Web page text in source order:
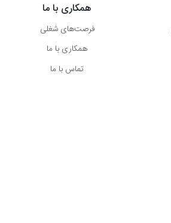
همکاری با ما
فرصت‌های شغلی
همکاری با ما
تماس با ما